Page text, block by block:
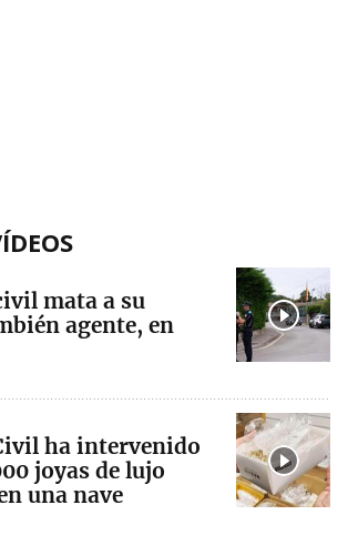
mata a su
agente, en
ha intervenido
joyas de lujo
una nave